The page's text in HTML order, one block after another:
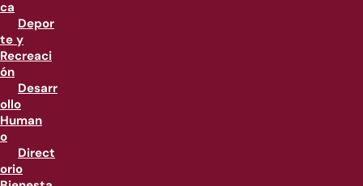
ca
Depor
te y
Recreaci
ón
Desarr
ollo
Human
o
Direct
orio